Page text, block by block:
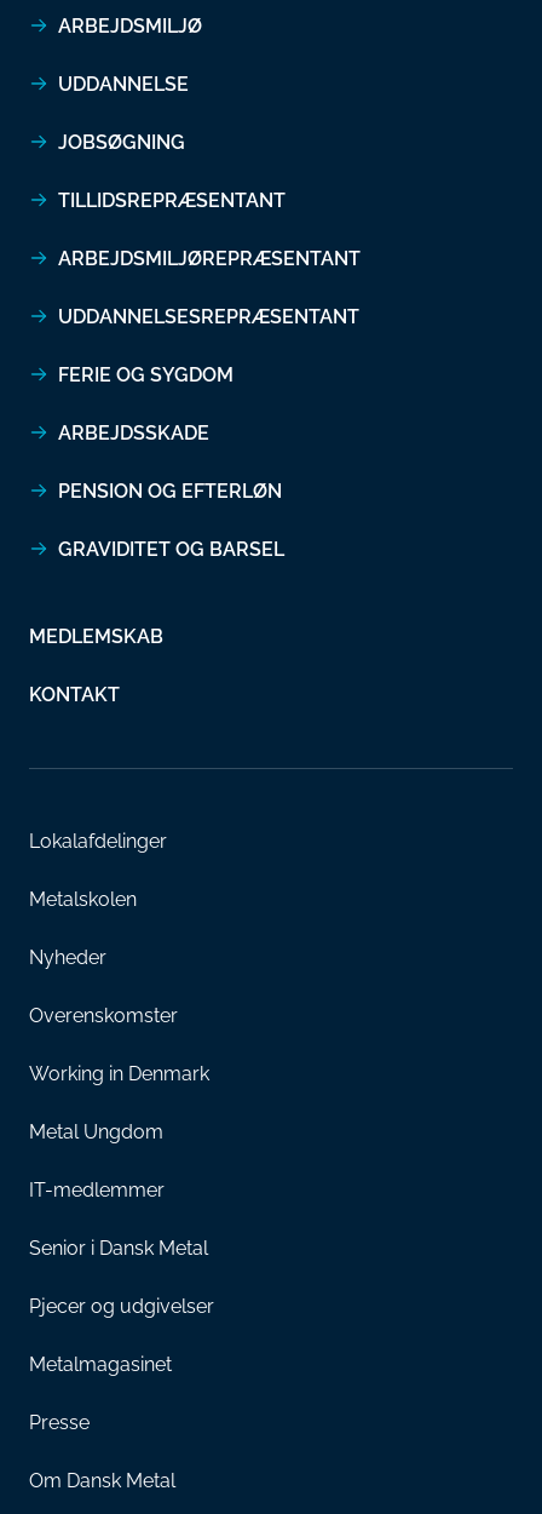
ARBEJDSMILJØ
UDDANNELSE
JOBSØGNING
TILLIDSREPRÆSENTANT
ARBEJDSMILJØREPRÆSENTANT
UDDANNELSESREPRÆSENTANT
FERIE OG SYGDOM
ARBEJDSSKADE
PENSION OG EFTERLØN
GRAVIDITET OG BARSEL
MEDLEMSKAB
KONTAKT
Lokalafdelinger
Metalskolen
Nyheder
Overenskomster
Working in Denmark
Metal Ungdom
IT-medlemmer
Senior i Dansk Metal
Pjecer og udgivelser
Metalmagasinet
Presse
Om Dansk Metal